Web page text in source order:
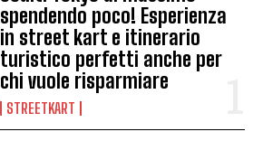
spendendo poco! Esperienza
in street kart e itinerario
turistico perfetti anche per
chi vuole risparmiare
STREETKART